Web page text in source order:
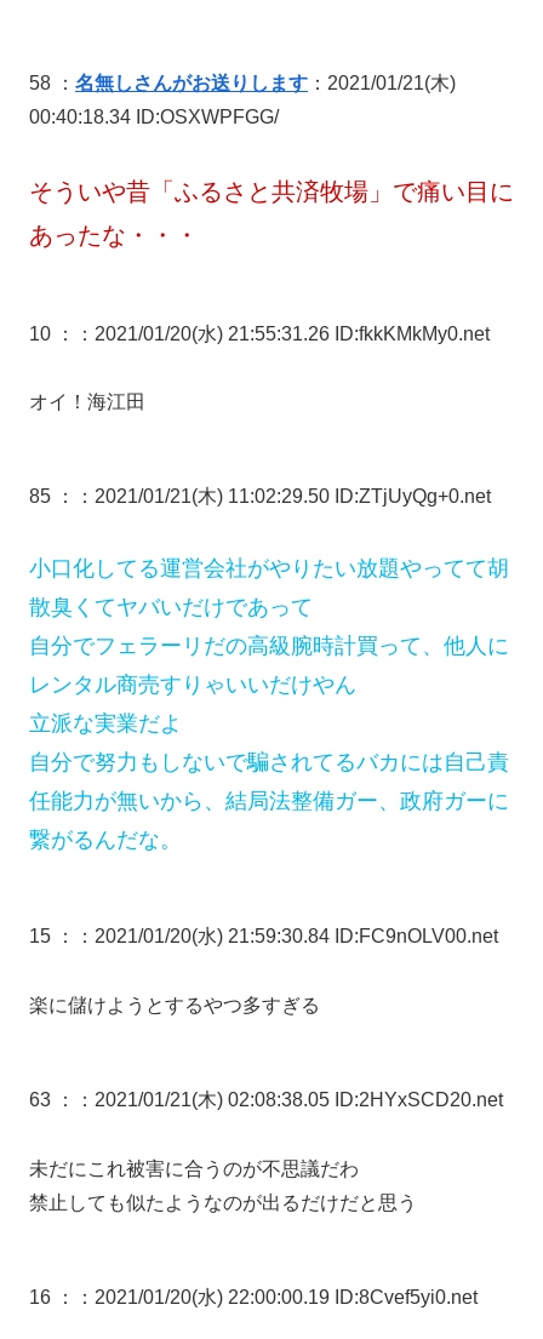
58 ： 名無しさんがお送りします ：2021/01/21(木)
00:40:18.34 ID:OSXWPFGG/
そういや昔「ふるさと共済牧場」で痛い目に
あったな・・・
10 ： ：2021/01/20(水) 21:55:31.26 ID:fkkKMkMy0.net
オイ！海江田
85 ： ：2021/01/21(木) 11:02:29.50 ID:ZTjUyQg+0.net
小口化してる運営会社がやりたい放題やってて胡
散臭くてヤバいだけであって
自分でフェラーリだの高級腕時計買って、他人に
レンタル商売すりゃいいだけやん
立派な実業だよ
自分で努力もしないで騙されてるバカには自己責
任能力が無いから、結局法整備ガー、政府ガーに
繋がるんだな。
15 ： ：2021/01/20(水) 21:59:30.84 ID:FC9nOLV00.net
楽に儲けようとするやつ多すぎる
63 ： ：2021/01/21(木) 02:08:38.05 ID:2HYxSCD20.net
未だにこれ被害に合うのが不思議だわ
禁止しても似たようなのが出るだけだと思う
16 ： ：2021/01/20(水) 22:00:00.19 ID:8Cvef5yi0.net